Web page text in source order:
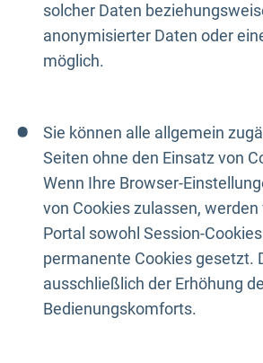
solcher Daten
anonymisierter Daten oder
möglich.
Sie können alle allgemein
Seiten ohne den Einsatz von
Wenn Ihre Browser-
von Cookies zulassen, werden
Portal sowohl Session-
permanente Cookies gesetzt.
ausschließlich der Erhöhung
Bedienungskomforts.